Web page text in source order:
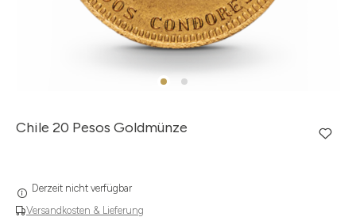
Chile 20 Pesos Goldmünze
Versandkosten & Lieferung
Derzeit nicht verfügbar